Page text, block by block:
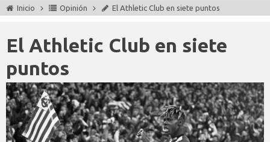
Inicio Opinión El Athletic Club en siete puntos
El Athletic Club en siete
puntos